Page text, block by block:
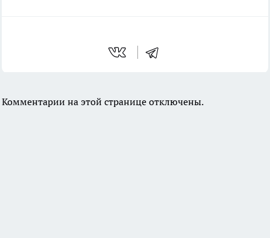
Комментарии на этой странице отключены.